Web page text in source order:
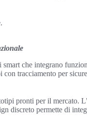
che integrano
tracciamento per
pronti per il mercato.
discreto permette di